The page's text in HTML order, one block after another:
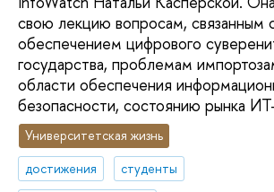
свою лекцию вопросам, связанным
обеспечением цифрового
государства, проблемам
области обеспечения
безопасности, состоянию рынка
Университетская жизнь
достижения
студенты